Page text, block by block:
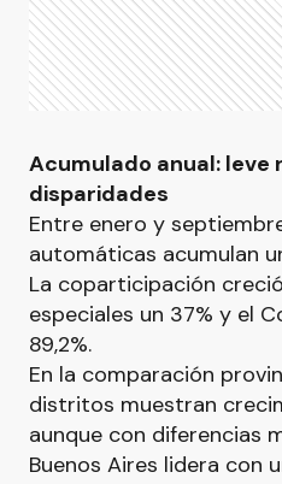
Acumulado anual: leve
disparidades
Entre enero y
automáticas acumulan
La coparticipación
especiales un 37% y el
89,2%.
En la comparación
distritos muestran
aunque con diferencias
Buenos Aires lidera con